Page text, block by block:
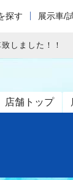
探す 展示車/
しました！！
店舗トップ